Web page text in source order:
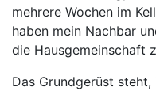
mehrere Wochen im
haben mein Nachbar
die Hausgemeinschaft
Das Grundgerüst